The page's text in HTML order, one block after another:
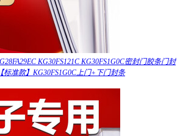
KG30FS121C KG30FS1G0C密封门胶条门封
准款】KG30FS1G0C上门+下门封条